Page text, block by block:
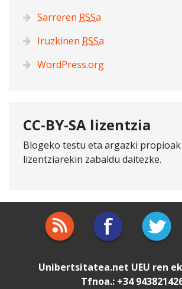
Sarreren RSSa
Iruzkinen RSSa
WordPress.org
CC-BY-SA lizentzia
Blogeko testu eta argazki propioak
lizentziarekin zabaldu daitezke.
Unibertsitatea.net UEU ren
Tfnoa.: +34